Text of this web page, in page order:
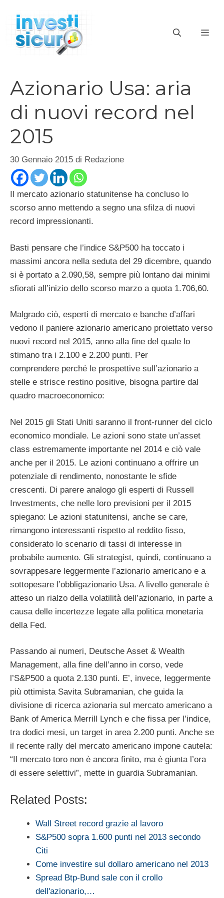
contenuto
Azionario Usa: aria
di nuovi record nel
2015
30 Gennaio 2015 di Redazione
Il mercato azionario statunitense ha concluso lo
scorso anno mettendo a segno una sfilza di nuovi
record impressionanti.
Basti pensare che l’indice S&P500 ha toccato i
massimi ancora nella seduta del 29 dicembre, quando
si è portato a 2.090,58, sempre più lontano dai minimi
sfiorati all’inizio dello scorso marzo a quota 1.706,60.
Malgrado ciò, esperti di mercato e banche d’affari
vedono il paniere azionario americano proiettato verso
nuovi record nel 2015, anno alla fine del quale lo
stimano tra i 2.100 e 2.200 punti. Per
comprendere perché le prospettive sull’azionario a
stelle e strisce restino positive, bisogna partire dal
quadro macroeconomico:
Nel 2015 gli Stati Uniti saranno il front-runner del ciclo
economico mondiale. Le azioni sono state un’asset
class estremamente importante nel 2014 e ciò vale
anche per il 2015. Le azioni continuano a offrire un
potenziale di rendimento, nonostante le sfide
crescenti. Di parere analogo gli esperti di Russell
Investments, che nelle loro previsioni per il 2015
spiegano: Le azioni statunitensi, anche se care,
rimangono interessanti rispetto al reddito fisso,
considerato lo scenario di tassi di interesse in
probabile aumento. Gli strategist, quindi, continuano a
sovrappesare leggermente l’azionario americano e a
sottopesare l’obbligazionario Usa. A livello generale è
atteso un rialzo della volatilità dell’azionario, in parte a
causa delle incertezze legate alla politica monetaria
della Fed.
Passando ai numeri, Deutsche Asset & Wealth
Management, alla fine dell’anno in corso, vede
l’S&P500 a quota 2.130 punti. E’, invece, leggermente
più ottimista Savita Subramanian, che guida la
divisione di ricerca azionaria sul mercato americano a
Bank of America Merrill Lynch e che fissa per l’indice,
tra dodici mesi, un target in area 2.200 punti. Anche se
il recente rally del mercato americano impone cautela:
“Il mercato toro non è ancora finito, ma è giunta l’ora
di essere selettivi”, mette in guardia Subramanian.
Related Posts:
Wall Street record grazie al lavoro
S&P500 sopra 1.600 punti nel 2013 secondo
Citi
Come investire sul dollaro americano nel 2013
Spread Btp-Bund sale con il crollo
dell'azionario,…